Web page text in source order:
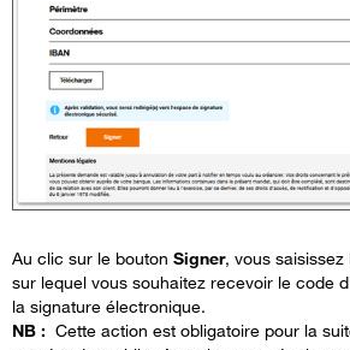
Au clic sur le bouton Signer, vous saisissez
sur lequel vous souhaitez recevoir le code
la signature électronique.
NB : Cette action est obligatoire pour la